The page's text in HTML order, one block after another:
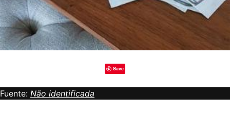
Save
Fuente: Não identificada